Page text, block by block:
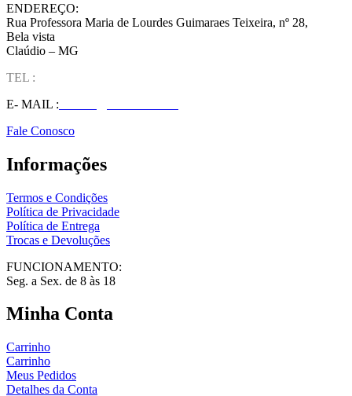
ENDEREÇO:
Rua Professora Maria de Lourdes Guimaraes Teixeira, nº 28,
Bela vista
Claúdio – MG
TEL :
E- MAIL :
Fale Conosco
Informações
Termos e Condições
Política de Privacidade
Política de Entrega
Trocas e Devoluções
FUNCIONAMENTO:
Seg. a Sex. de 8 às 18
Minha Conta
Carrinho
Carrinho
Meus Pedidos
Detalhes da Conta